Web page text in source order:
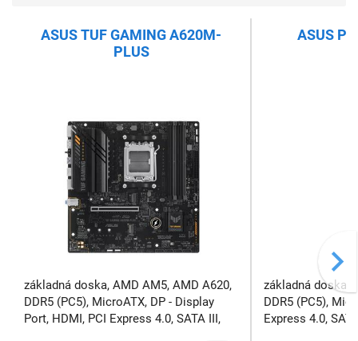
ASUS TUF GAMING A620M-
PLUS
základná doska, AMD AM5, AMD A620,
DDR5 (PC5), MicroATX, DP - Display
Port, HDMI, PCI Express 4.0, SATA III,
ASUS
základná doska,
DDR5 (PC5),
Express 4.0,